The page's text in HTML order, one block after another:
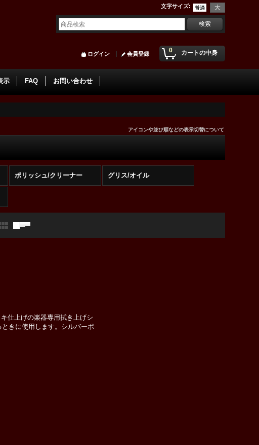
文字サイズ:
0 カートの中身
ログイン 会員登録
示 FAQ お問い合わせ
アイコンや並び順などの表示切替について
ポリッシュ/クリーナー グリス/オイル
仕上げの楽器専用拭き上げシ
きに使用します。シルバーポ